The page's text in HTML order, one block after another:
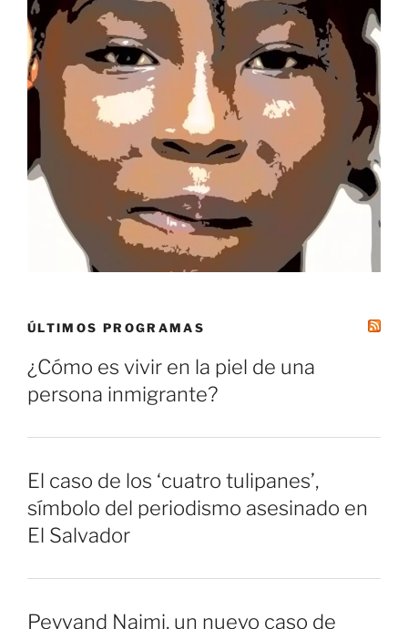
ÚLTIMOS PROGRAMAS
¿Cómo es vivir en la piel de una
persona inmigrante?
El caso de los ‘cuatro tulipanes’,
símbolo del periodismo asesinado en
El Salvador
Peyvand Naimi, un nuevo caso de